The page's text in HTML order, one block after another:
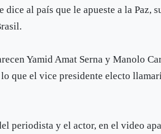
al país que le apueste a la Paz,
Yamid Amat Serna y Manolo
que el vice presidente electo
periodista y el actor, en el video